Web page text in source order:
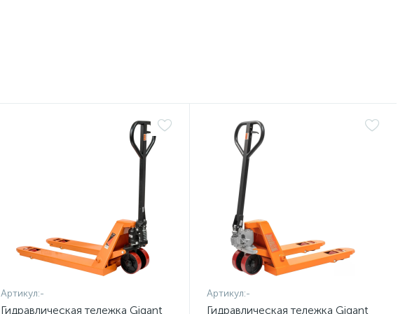
Артикул:-
Гидравлическая тележка Gigant
Артикул:-
Гидравлическая тележка Gigant